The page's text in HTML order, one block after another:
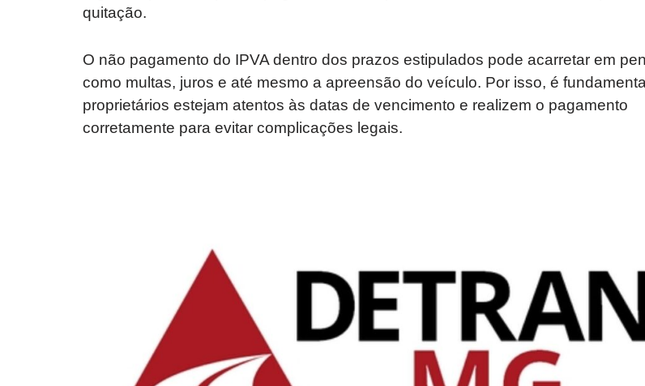
quitação.
O não pagamento do IPVA dentro dos prazos estipulados pode acarretar em
como multas, juros e até mesmo a apreensão do veículo. Por isso, é
proprietários estejam atentos às datas de vencimento e realizem o pagamento
corretamente para evitar complicações legais.